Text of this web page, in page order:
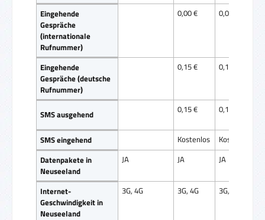
Eingehende
Gespräche
(internationale
Rufnummer)
0,00 € 0,00 €
Eingehende
Gespräche (deutsche
Rufnummer)
0,15 € 0,15 €
SMS ausgehend 0,15 € 0,15 €
SMS eingehend Kostenlos
Kostenlos
Datenpakete in
Neuseeland
JA JA JA
Internet-
Geschwindigkeit in
Neuseeland
3G, 4G 3G, 4G 3G, 4G